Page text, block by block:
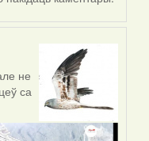
не
са